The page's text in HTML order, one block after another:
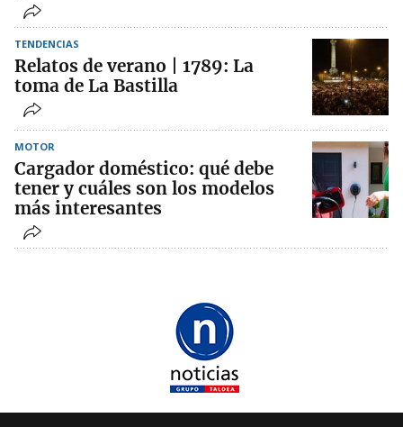
TENDENCIAS
Relatos de verano | 1789: La
toma de La Bastilla
MOTOR
Cargador doméstico: qué debe
tener y cuáles son los modelos
más interesantes